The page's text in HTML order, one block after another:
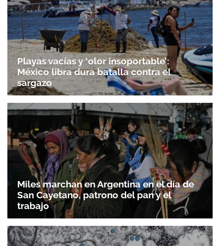
Playas vacías y ‘olor insoportable’:
México libra dura batalla contra el
sargazo
Miles marchan en Argentina en el día de
San Cayetano, patrono del pan y el
trabajo